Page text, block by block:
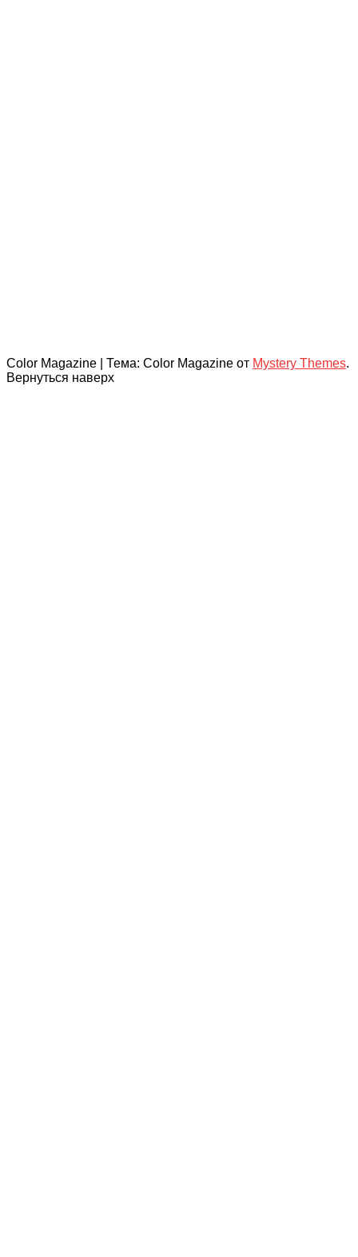
Color Magazine Тема: Color Magazine от Mystery Themes.
Вернуться наверх